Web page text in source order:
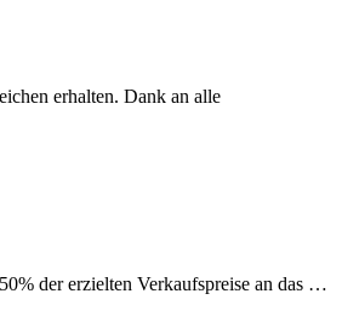
erhalten. Dank an alle
der erzielten Verkaufspreise an das …